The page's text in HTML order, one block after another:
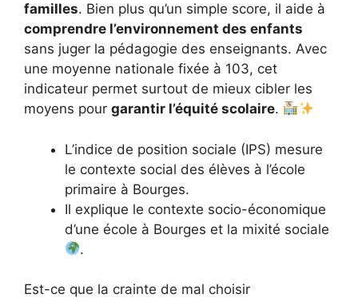
familles. Bien plus qu’un simple score, il aide à
comprendre l’environnement des enfants
sans juger la pédagogie des enseignants. Avec
une moyenne nationale fixée à 103, cet
indicateur permet surtout de mieux cibler les
moyens pour garantir l’équité scolaire.
L’indice de position sociale (IPS) mesure
le contexte social des élèves à l’école
primaire à Bourges.
Il explique le contexte socio-économique
d’une école à Bourges et la mixité sociale
.
Est-ce que la crainte de mal choisir